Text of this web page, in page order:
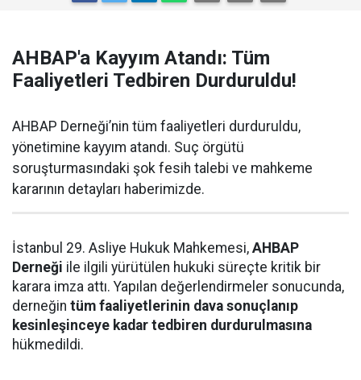
AHBAP'a Kayyım Atandı: Tüm
Faaliyetleri Tedbiren Durduruldu!
AHBAP Derneği’nin tüm faaliyetleri durduruldu,
yönetimine kayyım atandı. Suç örgütü
soruşturmasındaki şok fesih talebi ve mahkeme
kararının detayları haberimizde.
İstanbul 29. Asliye Hukuk Mahkemesi, AHBAP
Derneği ile ilgili yürütülen hukuki süreçte kritik bir
karara imza attı. Yapılan değerlendirmeler sonucunda,
derneğin tüm faaliyetlerinin dava sonuçlanıp
kesinleşinceye kadar tedbiren durdurulmasına
hükmedildi.